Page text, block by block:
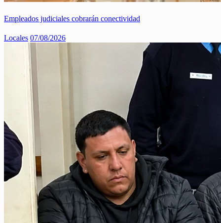
Empleados judiciales cobrarán conectividad
Locales 07/08/2026